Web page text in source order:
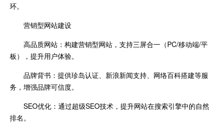
环。
营销型网站建设
高品质网站：构建营销型网站，支持三屏合一（PC/移动端/平
板），提升用户体验。
品牌背书：提供珍岛认证、新浪新闻支持、网络百科搭建等服
务，增强品牌可信度。
SEO优化：通过超级SEO技术，提升网站在搜索引擎中的自然
排名。